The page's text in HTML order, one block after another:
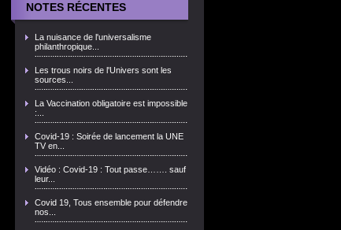
NOTES RÉCENTES
La nuisance de l'universalisme
philanthropique...
Les trous noirs de l'Univers sont les
sources...
La Vaccination obligatoire est impossible
:...
Covid-19 : Soirée de lancement la UNE
TV en...
Vidéo : Covid-19 : Tout passe……. sauf
leur...
Covid 19, Tous ensemble pour défendre
nos...